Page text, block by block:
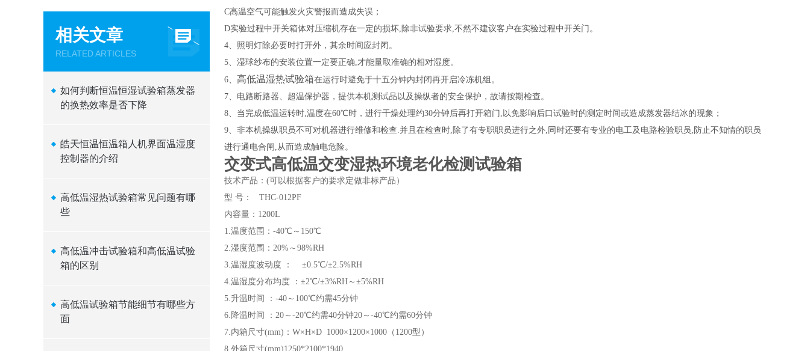
相关文章
RELATED ARTICLES
如何判断恒温恒湿试验箱蒸发器
的换热效率是否下降
皓天恒温恒温箱人机界面温湿度
控制器的介绍
高低温湿热试验箱常见问题有哪
些
高低温冲击试验箱和高低温试验
箱的区别
高低温试验箱节能细节有哪些方
面
C高温空气可能触发火灾警报而造成失误；
D实验过程中开关箱体对压缩机存在一定的损坏,除非试验要求,不然不建议客户在实验过程中开关门。
4、照明灯除必要时打开外，其余时间应封闭。
5、湿球纱布的安装位置一定要正确,才能量取准确的相对湿度。
6、 高低温湿热试验箱在运行时避免于十五分钟内封闭再开启冷冻机组。
7、电路断路器、超温保护器，提供本机测试品以及操纵者的安全保护，故请按期检查。
8、当完成低温运转时,温度在60℃时，进行干燥处理约30分钟后再打开箱门,以免影响后口试验时的测定时间或造成蒸发器结冰的现象；
9、非本机操纵职员不可对机器进行维修和检查.并且在检查时,除了有专职职员进行之外,同时还要有专业的电工及电路检验职员,防止不知情的职员
进行通电合闸,从而造成触电危险。
交变式高低温交变湿热环境老化检测试验箱
技术产品：(可以根据客户的要求定做非标产品）
型 号： THC-012PF
内容量：1200L
1.温度范围：-40℃～150℃
2.湿度范围：20%～98%RH
3.温湿度波动度 ： ±0.5℃/±2.5%RH
4.温湿度分布均度 ：±2℃/±3%RH～±5%RH
5.升温时间 ：-40～100℃约需45分钟
6.降温时间 ：20～-20℃约需40分钟20～-40℃约需60分钟
7.内箱尺寸(mm)：W×H×D 1000×1200×1000（1200型）
8.外箱尺寸(mm)1250*2100*1940